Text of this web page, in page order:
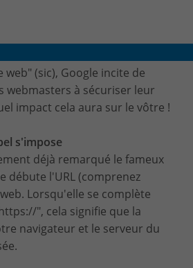
web" (sic), Google incite de
webmasters à sécuriser leur
impact cela aura sur le vôtre !
s'impose
déjà remarqué le fameux
débute l'URL (comprenez
Lorsqu'elle se complète
", cela signifie que la
navigateur et le serveur du